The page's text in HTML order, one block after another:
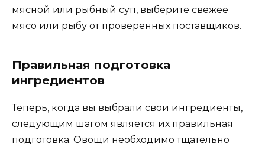
мясной или рыбный суп, выберите свежее
мясо или рыбу от проверенных поставщиков.
Правильная подготовка
ингредиентов
Теперь, когда вы выбрали свои ингредиенты,
следующим шагом является их правильная
подготовка. Овощи необходимо тщательно